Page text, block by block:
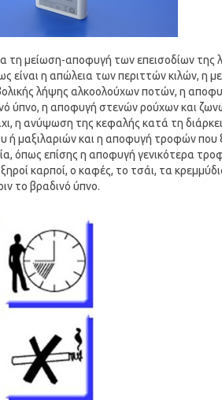
τη μείωση-αποφυγή των επεισοδίων της
είναι η απώλεια των περιττών κιλών, η
λήψης αλκοολούχων ποτών, η
ύπνο, η αποφυγή στενών ρούχων και
η ανύψωση της κεφαλής κατά τη
ή μαξιλαριών και η αποφυγή τροφών που
όπως επίσης η αποφυγή γενικότερα
καρποί, ο καφές, το τσάι, τα
το βραδινό ύπνο.